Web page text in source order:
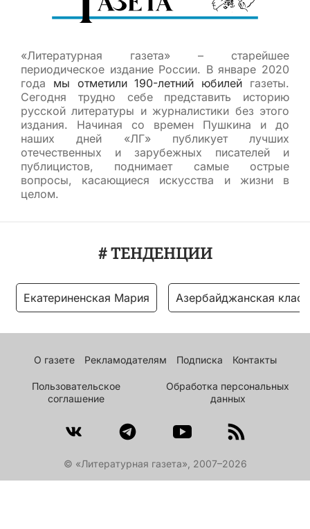
«Литературная газета» – старейшее
периодическое издание России. В январе 2020
года мы отметили 190-летний юбилей газеты.
Сегодня трудно себе представить историю
русской литературы и журналистики без этого
издания. Начиная со времен Пушкина и до
наших дней «ЛГ» публикует лучших
отечественных и зарубежных писателей и
публицистов, поднимает самые острые
вопросы, касающиеся искусства и жизни в
целом.
# ТЕНДЕНЦИИ
Екатериненская Мария Азербайджанская
О газете Рекламодателям Подписка Контакты
Пользовательское
соглашение
Обработка персональных
данных
© «Литературная газета», 2007–2026